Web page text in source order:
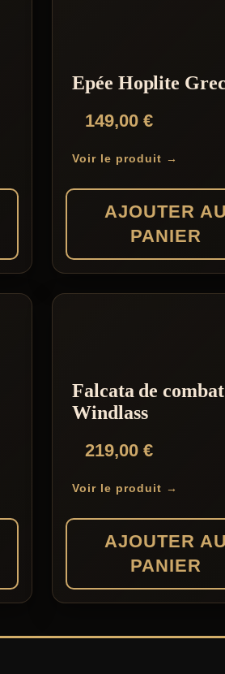
Epée Hoplite Grec
149,00 €
Voir le produit →
AJOUTER AU
PANIER
Falcata de combat
Windlass
219,00 €
Voir le produit →
AJOUTER AU
PANIER